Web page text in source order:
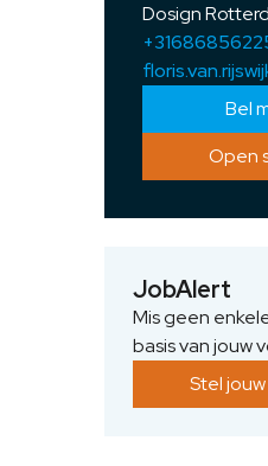
Dosign
Bel
Open
JobAlert
Mis geen
basis van jouw
Stel